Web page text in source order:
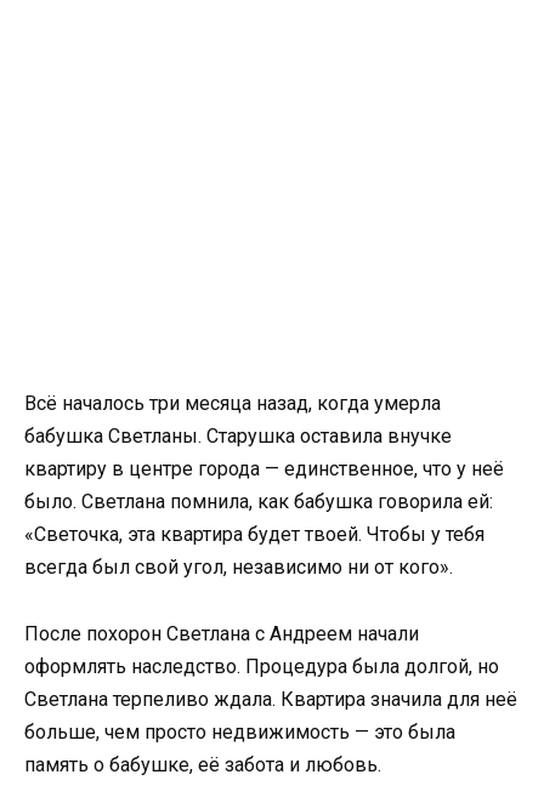
Всё началось три месяца назад, когда умерла
бабушка Светланы. Старушка оставила внучке
квартиру в центре города — единственное, что у неё
было. Светлана помнила, как бабушка говорила ей:
«Светочка, эта квартира будет твоей. Чтобы у тебя
всегда был свой угол, независимо ни от кого».
После похорон Светлана с Андреем начали
оформлять наследство. Процедура была долгой, но
Светлана терпеливо ждала. Квартира значила для неё
больше, чем просто недвижимость — это была
память о бабушке, её забота и любовь.